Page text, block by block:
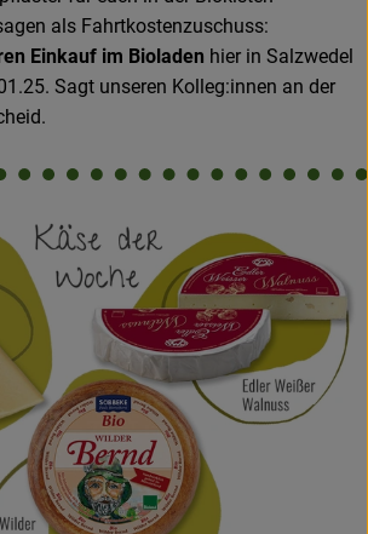
als Fahrtkostenzuschuss:
Einkauf im Bioladen hier in Salzwedel
Sagt unseren Kolleg:innen an der